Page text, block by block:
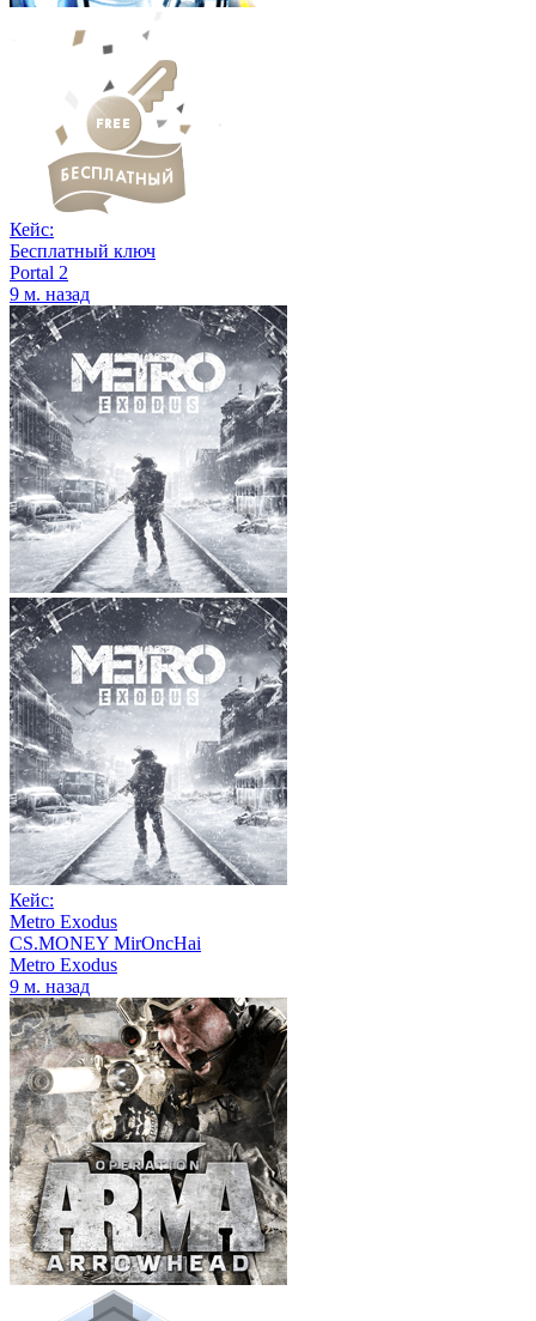
Кейс:
Бесплатный ключ
Portal 2
9 м. назад
Кейс:
Metro Exodus
CS.MONEY MirOncHai
Metro Exodus
9 м. назад